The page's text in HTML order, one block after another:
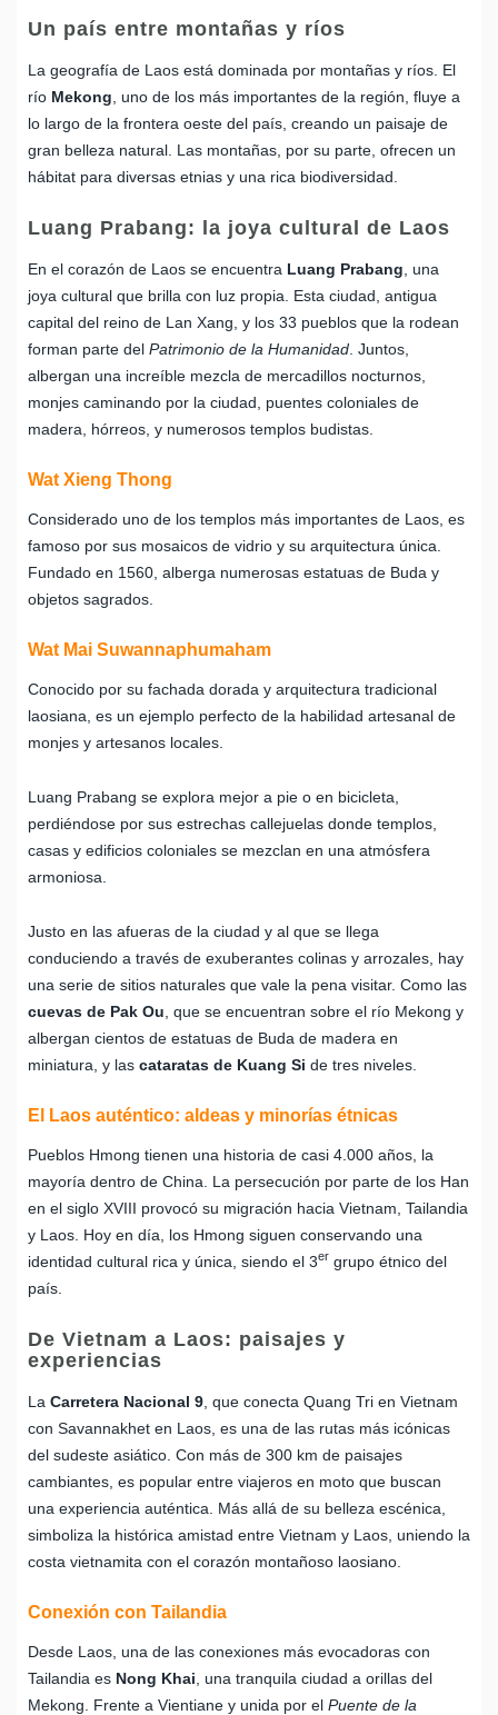
Un país entre montañas y ríos
La geografía de Laos está dominada por montañas y ríos. El
río Mekong , uno de los más importantes de la región, fluye a
lo largo de la frontera oeste del país, creando un paisaje de
gran belleza natural. Las montañas, por su parte, ofrecen un
hábitat para diversas etnias y una rica biodiversidad.
Luang Prabang: la joya cultural de Laos
En el corazón de Laos se encuentra Luang Prabang , una
joya cultural que brilla con luz propia. Esta ciudad, antigua
capital del reino de Lan Xang, y los 33 pueblos que la rodean
forman parte del Patrimonio de la Humanidad . Juntos,
albergan una increíble mezcla de mercadillos nocturnos,
monjes caminando por la ciudad, puentes coloniales de
madera, hórreos, y numerosos templos budistas.
Wat Xieng Thong
Considerado uno de los templos más importantes de Laos, es
famoso por sus mosaicos de vidrio y su arquitectura única.
Fundado en 1560, alberga numerosas estatuas de Buda y
objetos sagrados.
Wat Mai Suwannaphumaham
Conocido por su fachada dorada y arquitectura tradicional
laosiana, es un ejemplo perfecto de la habilidad artesanal de
monjes y artesanos locales.
Luang Prabang se explora mejor a pie o en bicicleta,
perdiéndose por sus estrechas callejuelas donde templos,
casas y edificios coloniales se mezclan en una atmósfera
armoniosa.
Justo en las afueras de la ciudad y al que se llega
conduciendo a través de exuberantes colinas y arrozales, hay
una serie de sitios naturales que vale la pena visitar. Como las
cuevas de Pak Ou , que se encuentran sobre el río Mekong y
albergan cientos de estatuas de Buda de madera en
miniatura, y las cataratas de Kuang Si de tres niveles.
El Laos auténtico: aldeas y minorías étnicas
Pueblos Hmong tienen una historia de casi 4.000 años, la
mayoría dentro de China. La persecución por parte de los Han
en el siglo XVIII provocó su migración hacia Vietnam, Tailandia
y Laos. Hoy en día, los Hmong siguen conservando una
identidad cultural rica y única, siendo el 3er grupo étnico del
país.
De Vietnam a Laos: paisajes y
experiencias
La Carretera Nacional 9 , que conecta Quang Tri en Vietnam
con Savannakhet en Laos, es una de las rutas más icónicas
del sudeste asiático. Con más de 300 km de paisajes
cambiantes, es popular entre viajeros en moto que buscan
una experiencia auténtica. Más allá de su belleza escénica,
simboliza la histórica amistad entre Vietnam y Laos, uniendo la
costa vietnamita con el corazón montañoso laosiano.
Conexión con Tailandia
Desde Laos, una de las conexiones más evocadoras con
Tailandia es Nong Khai , una tranquila ciudad a orillas del
Mekong. Frente a Vientiane y unida por el Puente de la